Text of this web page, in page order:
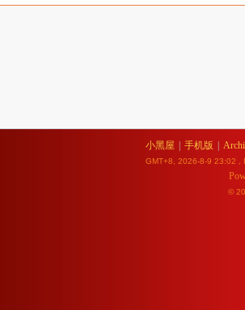
小黑屋 手机版
GMT+8, 2026-8-9 23:02 ,
©